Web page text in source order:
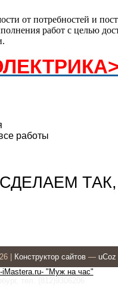
от потребностей и
работ с целью
работы
| Конструктор сайтов— uCoz
iMastera.ru- "Муж на час"